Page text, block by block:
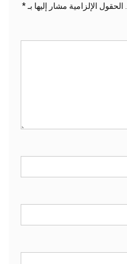
الحقول الإلزامية مشار إليها بـ*